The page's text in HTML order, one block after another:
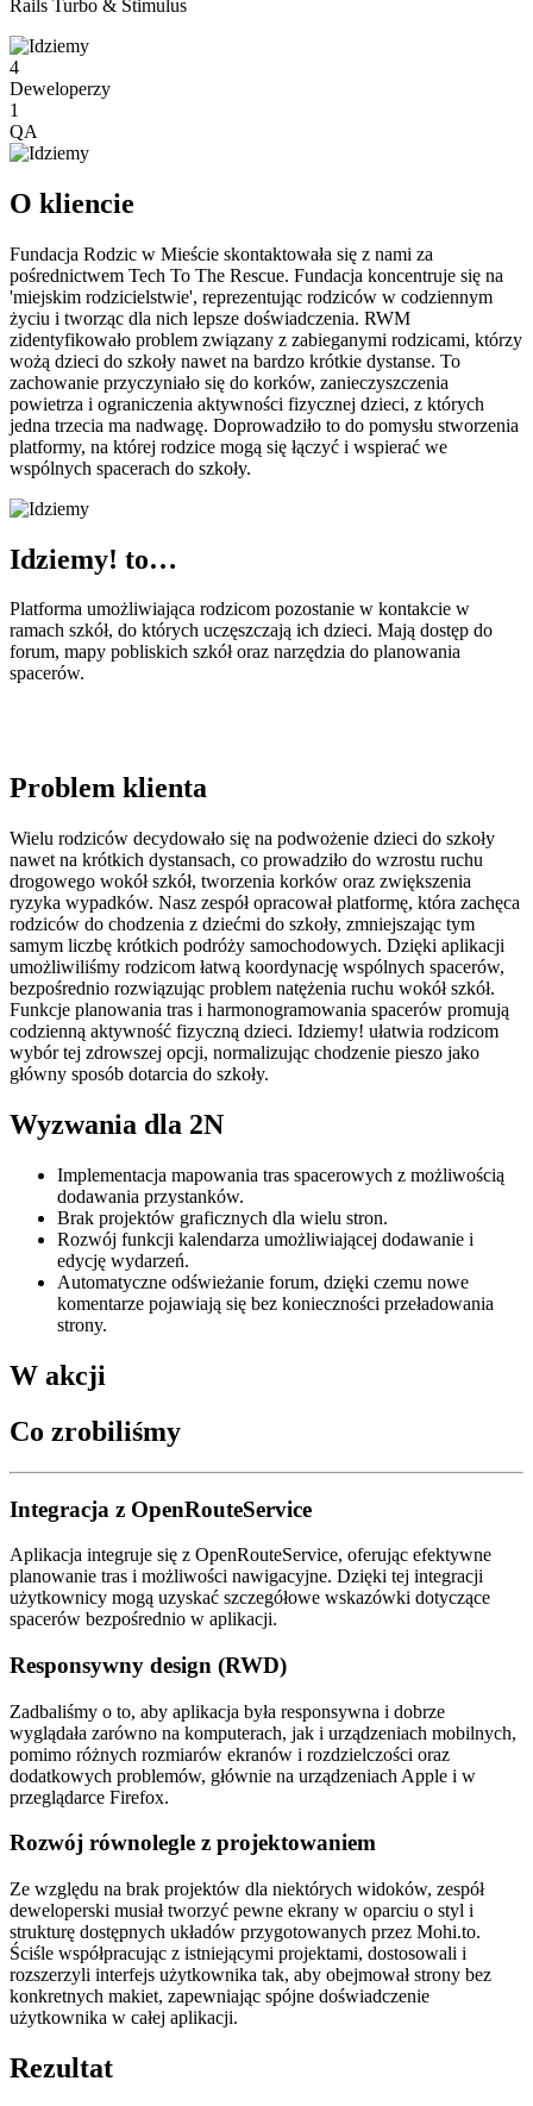
Rails Turbo & Stimulus
4
Deweloperzy
1
QA
O kliencie
Fundacja Rodzic w Mieście skontaktowała się z nami za
pośrednictwem Tech To The Rescue. Fundacja koncentruje się na
'miejskim rodzicielstwie', reprezentując rodziców w codziennym
życiu i tworząc dla nich lepsze doświadczenia. RWM
zidentyfikowało problem związany z zabieganymi rodzicami, którzy
wożą dzieci do szkoły nawet na bardzo krótkie dystanse. To
zachowanie przyczyniało się do korków, zanieczyszczenia
powietrza i ograniczenia aktywności fizycznej dzieci, z których
jedna trzecia ma nadwagę. Doprowadziło to do pomysłu stworzenia
platformy, na której rodzice mogą się łączyć i wspierać we
wspólnych spacerach do szkoły.
Idziemy! to…
Platforma umożliwiająca rodzicom pozostanie w kontakcie w
ramach szkół, do których uczęszczają ich dzieci. Mają dostęp do
forum, mapy pobliskich szkół oraz narzędzia do planowania
spacerów.
Problem klienta
Wielu rodziców decydowało się na podwożenie dzieci do szkoły
nawet na krótkich dystansach, co prowadziło do wzrostu ruchu
drogowego wokół szkół, tworzenia korków oraz zwiększenia
ryzyka wypadków. Nasz zespół opracował platformę, która zachęca
rodziców do chodzenia z dziećmi do szkoły, zmniejszając tym
samym liczbę krótkich podróży samochodowych. Dzięki aplikacji
umożliwiliśmy rodzicom łatwą koordynację wspólnych spacerów,
bezpośrednio rozwiązując problem natężenia ruchu wokół szkół.
Funkcje planowania tras i harmonogramowania spacerów promują
codzienną aktywność fizyczną dzieci. Idziemy! ułatwia rodzicom
wybór tej zdrowszej opcji, normalizując chodzenie pieszo jako
główny sposób dotarcia do szkoły.
Wyzwania dla 2N
Implementacja mapowania tras spacerowych z możliwością
dodawania przystanków.
Brak projektów graficznych dla wielu stron.
Rozwój funkcji kalendarza umożliwiającej dodawanie i
edycję wydarzeń.
Automatyczne odświeżanie forum, dzięki czemu nowe
komentarze pojawiają się bez konieczności przeładowania
strony.
W akcji
Co zrobiliśmy
Integracja z OpenRouteService
Aplikacja integruje się z OpenRouteService, oferując efektywne
planowanie tras i możliwości nawigacyjne. Dzięki tej integracji
użytkownicy mogą uzyskać szczegółowe wskazówki dotyczące
spacerów bezpośrednio w aplikacji.
Responsywny design (RWD)
Zadbaliśmy o to, aby aplikacja była responsywna i dobrze
wyglądała zarówno na komputerach, jak i urządzeniach mobilnych,
pomimo różnych rozmiarów ekranów i rozdzielczości oraz
dodatkowych problemów, głównie na urządzeniach Apple i w
przeglądarce Firefox.
Rozwój równolegle z projektowaniem
Ze względu na brak projektów dla niektórych widoków, zespół
deweloperski musiał tworzyć pewne ekrany w oparciu o styl i
strukturę dostępnych układów przygotowanych przez Mohi.to.
Ściśle współpracując z istniejącymi projektami, dostosowali i
rozszerzyli interfejs użytkownika tak, aby obejmował strony bez
konkretnych makiet, zapewniając spójne doświadczenie
użytkownika w całej aplikacji.
Rezultat